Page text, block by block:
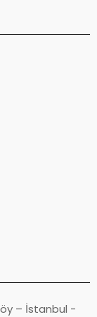
– İstanbul -